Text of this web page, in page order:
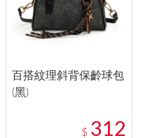
百搭紋理斜背保齡球包
(黑)
$ 312